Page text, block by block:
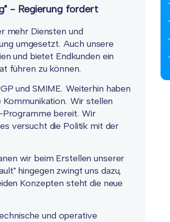
- Regierung fordert
mehr Diensten und
umgesetzt. Auch unsere
und bietet Endkunden ein
führen zu können.
und SMIME. Weiterhin haben
Wir stellen
Programme bereit. Wir
versucht die Politik mit der
wir beim Erstellen unserer
hingegen zwingt uns dazu,
Konzepten steht die neue
und operative